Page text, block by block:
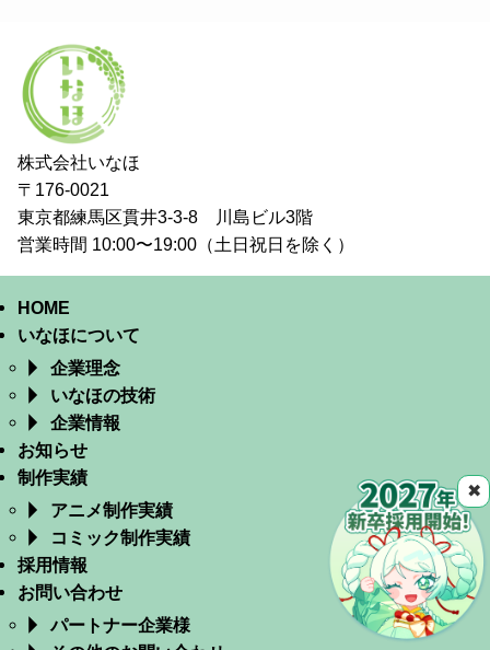
株式会社いなほ
〒176-0021
東京都練馬区貫井3-3-8 川島ビル3階
営業時間 10:00〜19:00（土日祝日を除く）
HOME
いなほについて
企業理念
いなほの技術
企業情報
お知らせ
制作実績
アニメ制作実績
コミック制作実績
採用情報
お問い合わせ
パートナー企業様
✖